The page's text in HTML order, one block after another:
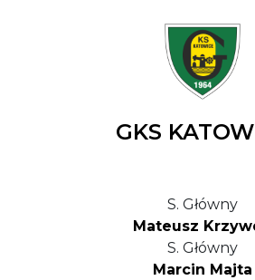
GKS
S. Główny
Mateusz
S. Główny
Marcin Majta